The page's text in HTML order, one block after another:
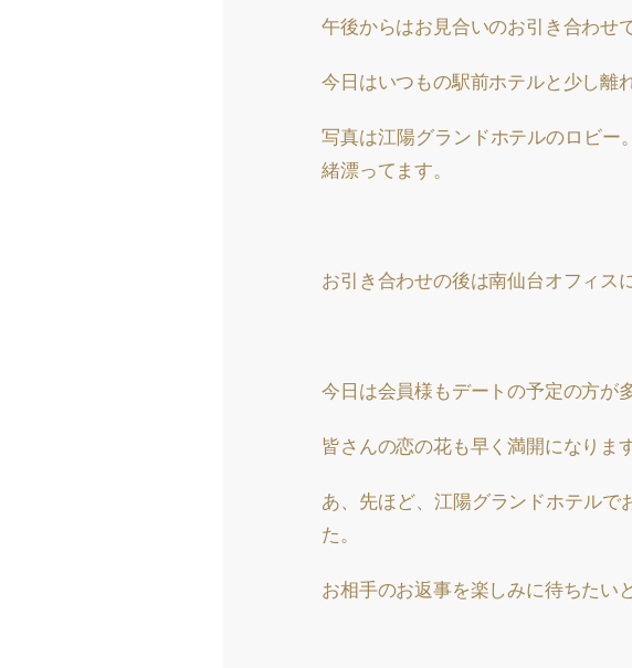
午後からはお見合いのお引き合わせ
今日はいつもの駅前ホテルと少し離
写真は江陽グランドホテルのロビー
緒漂ってます。
お引き合わせの後は南仙台オフィス
今日は会員様もデートの予定の方が
皆さんの恋の花も早く満開になり
あ、先ほど、江陽グランドホテルで
た。
お相手のお返事を楽しみに待ちたい